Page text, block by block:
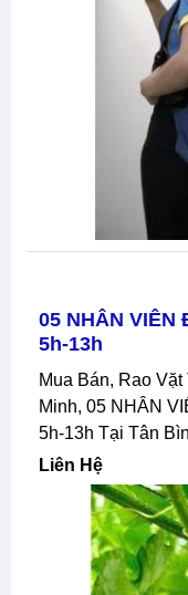
05 NHÂN VIÊN
5h-13h
Mua Bán, Rao Vặt Tuyển Dụng Tân Bình Hồ Chí
Minh, 05 NHÂN
5h-13h Tại Tân
Liên Hệ